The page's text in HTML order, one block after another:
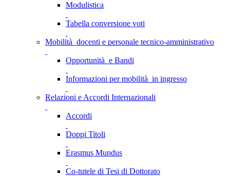
Modulistica
Tabella conversione voti
Mobilità docenti e personale tecnico-amministrativo
Opportunità e Bandi
Informazioni per mobilità in ingresso
Relazioni e Accordi Internazionali
Accordi
Doppi Titoli
Erasmus Mundus
Co-tutele di Tesi di Dottorato